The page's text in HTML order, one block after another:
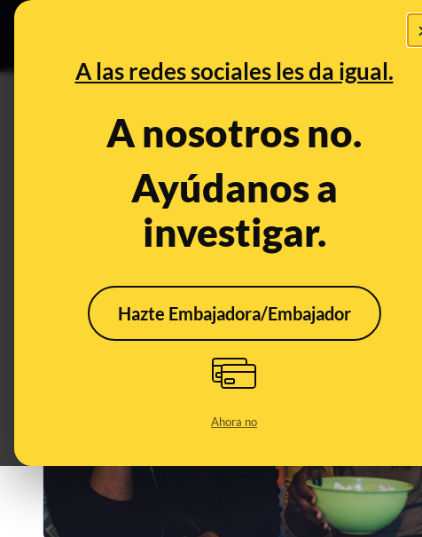
A las redes sociales les da igual.
A nosotros no.
Ayúdanos a
investigar.
Hazte Embajadora/Embajador
Ahora no
Por qué algunas personas
Nov 4, 2021, 9:14:00 AM